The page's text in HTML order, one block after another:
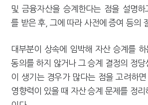
및 금융자산을 승계한다는 점을 설명하
를 받은 후, 그에 따라 사전에 증여 등의
대부분이 상속에 임박해 자산 승계를 하
동의를 하지 않거나 그 승계 결정의 정당
이 생기는 경우가 많다는 점을 고려하면
영향력이 있을 때 자산 승계 문제를 정